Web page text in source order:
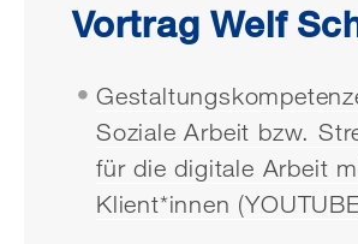
Vortrag Welf
Soziale Arbeit bzw.
für die digitale Arbeit
Klient*innen